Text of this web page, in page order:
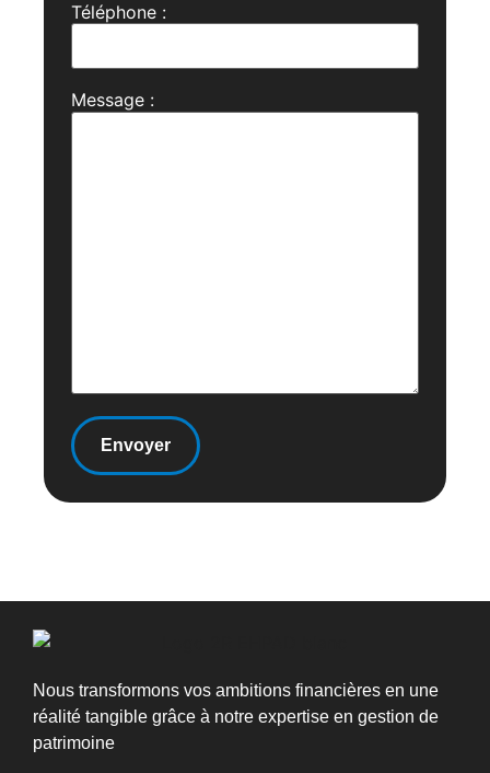
Téléphone :
Message :
Nous transformons vos ambitions financières en une
réalité tangible grâce à notre expertise en gestion de
patrimoine